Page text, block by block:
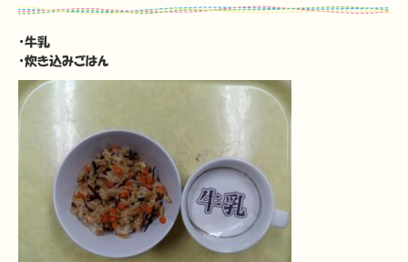
・牛乳
・炊き込みごはん